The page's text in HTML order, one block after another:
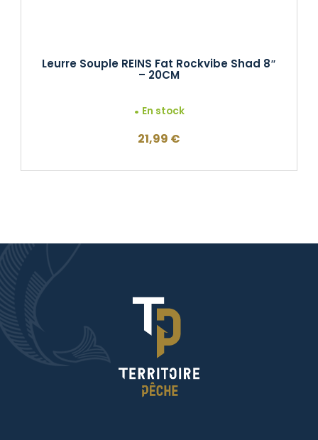
Leurre Souple REINS Fat Rockvibe Shad 8″
– 20CM
En stock
21,99 €